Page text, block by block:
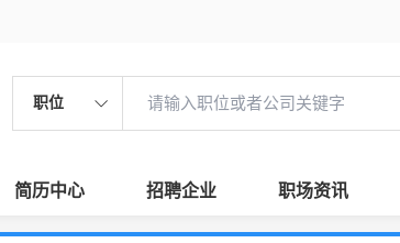
职位
简历中心 招聘企业 职场资讯